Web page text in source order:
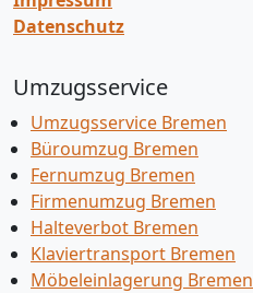
Datenschutz
Umzugsservice
Umzugsservice Bremen
Büroumzug Bremen
Fernumzug Bremen
Firmenumzug Bremen
Halteverbot Bremen
Klaviertransport Bremen
Möbeleinlagerung Bremen